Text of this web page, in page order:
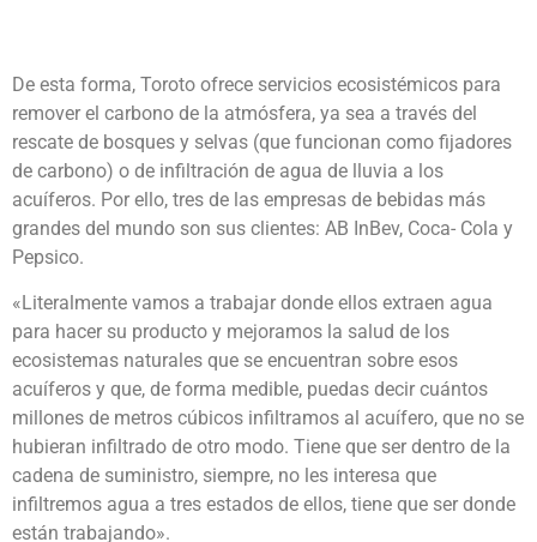
De esta forma, Toroto ofrece servicios ecosistémicos para
remover el carbono de la atmósfera, ya sea a través del
rescate de bosques y selvas (que funcionan como fijadores
de carbono) o de infiltración de agua de lluvia a los
acuíferos. Por ello, tres de las empresas de bebidas más
grandes del mundo son sus clientes: AB InBev, Coca- Cola y
Pepsico.
«Literalmente vamos a trabajar donde ellos extraen agua
para hacer su producto y mejoramos la salud de los
ecosistemas naturales que se encuentran sobre esos
acuíferos y que, de forma medible, puedas decir cuántos
millones de metros cúbicos infiltramos al acuífero, que no se
hubieran infiltrado de otro modo. Tiene que ser dentro de la
cadena de suministro, siempre, no les interesa que
infiltremos agua a tres estados de ellos, tiene que ser donde
están trabajando».